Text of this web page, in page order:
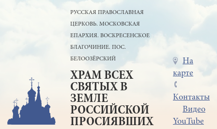
РУССКАЯ ПРАВОСЛАВНАЯ
ЦЕРКОВЬ. МОСКОВСКАЯ
ЕПАРХИЯ. ВОСКРЕСЕНСКОЕ
БЛАГОЧИНИЕ. ПОС.
БЕЛООЗЁРСКИЙ
ХРАМ ВСЕХ
СВЯТЫХ В
ЗЕМЛЕ
РОССИЙСКОЙ
ПРОСИЯВШИХ
Меню
в
шапке
На
карте
Контакты
Видео
YouTube